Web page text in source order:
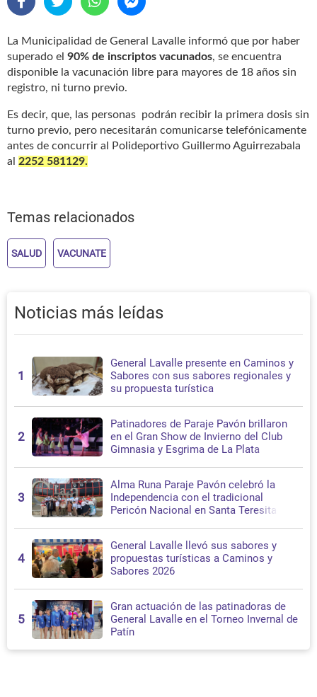
La Municipalidad de General Lavalle informó que por haber
superado el 90% de inscriptos vacunados, se encuentra
disponible la vacunación libre para mayores de 18 años sin
registro, ni turno previo.
Es decir, que, las personas podrán recibir la primera dosis sin
turno previo, pero necesitarán comunicarse telefónicamente
antes de concurrir al Polideportivo Guillermo Aguirrezabala
al 2252 581129.
Temas relacionados
SALUD VACUNATE
Noticias más leídas
1
General Lavalle presente en Caminos y
Sabores con sus sabores regionales y
su propuesta turística
2
Patinadores de Paraje Pavón brillaron
en el Gran Show de Invierno del Club
Gimnasia y Esgrima de La Plata
3
Alma Runa Paraje Pavón celebró la
Independencia con el tradicional
Pericón Nacional en Santa Teresita
4
General Lavalle llevó sus sabores y
propuestas turísticas a Caminos y
Sabores 2026
5
Gran actuación de las patinadoras de
General Lavalle en el Torneo Invernal de
Patín